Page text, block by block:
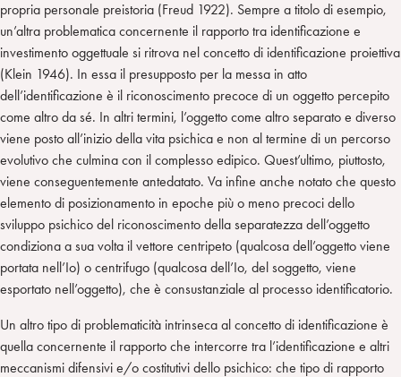
propria personale preistoria (Freud 1922). Sempre a titolo di esempio,
un’altra problematica concernente il rapporto tra identificazione e
investimento oggettuale si ritrova nel concetto di identificazione proiettiva
(Klein 1946). In essa il presupposto per la messa in atto
dell’identificazione è il riconoscimento precoce di un oggetto percepito
come altro da sé. In altri termini, l’oggetto come altro separato e diverso
viene posto all’inizio della vita psichica e non al termine di un percorso
evolutivo che culmina con il complesso edipico. Quest’ultimo, piuttosto,
viene conseguentemente antedatato. Va infine anche notato che questo
elemento di posizionamento in epoche più o meno precoci dello
sviluppo psichico del riconoscimento della separatezza dell’oggetto
condiziona a sua volta il vettore centripeto (qualcosa dell’oggetto viene
portata nell’Io) o centrifugo (qualcosa dell’Io, del soggetto, viene
esportato nell’oggetto), che è consustanziale al processo identificatorio.
Un altro tipo di problematicità intrinseca al concetto di identificazione è
quella concernente il rapporto che intercorre tra l’identificazione e altri
meccanismi difensivi e/o costitutivi dello psichico: che tipo di rapporto